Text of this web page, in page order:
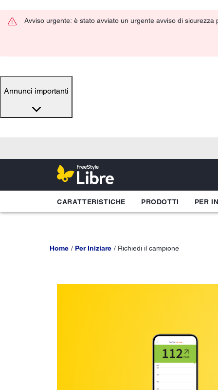
Avviso urgente: è stato avviato un urgente avviso di
Annunci importanti
CARATTERISTICHE PRODOTTI PER
Home Per Iniziare Richiedi il campione